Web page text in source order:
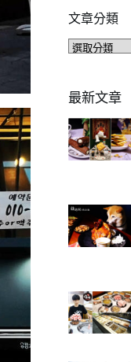
文章分類
文
類
最新文章